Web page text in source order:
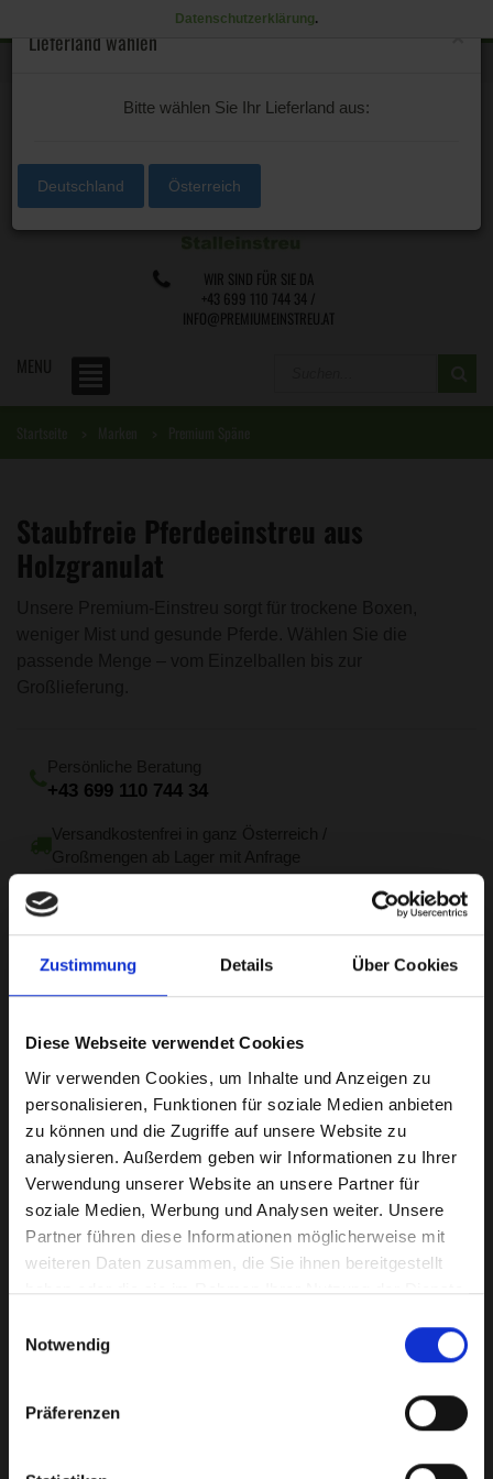
Zustimmung Details Über Cookies
Diese Webseite verwendet Cookies
Wir verwenden Cookies, um Inhalte und Anzeigen zu
personalisieren, Funktionen für soziale Medien anbieten
zu können und die Zugriffe auf unsere Website zu
analysieren. Außerdem geben wir Informationen zu Ihrer
Verwendung unserer Website an unsere Partner für
soziale Medien, Werbung und Analysen weiter. Unsere
Partner führen diese Informationen möglicherweise mit
weiteren Daten zusammen, die Sie ihnen bereitgestellt
haben oder die sie im Rahmen Ihrer Nutzung der Dienste
Notwendig
Präferenzen
WIR SIND FÜR SIE DA
+43 699 110 744 34 /
INFO@PREMIUMEINSTREU.AT
MENU
Staubfreie Pferdeeinstreu aus
Holzgranulat
Persönliche Beratung
+43 699 110 744 34
Versandkostenfrei in ganz Österreich /
Großmengen ab Lager mit Anfrage
Entwicklung aus Schweizer Hand
Von Tierärzten empfohlen
0 Produkte
Staubfreie Pferdeeinstreu aus Holz
für Pferdeboxen
der Pferdebox. Durch die hohe Saugfähigkeit bleibt die Box
länger trocken und der Verbrauch der Einstreu reduziert sich
Die Ameco Premiumeinstreu wird von vielen Pferdehaltern und
Tierärzten empfohlen, da sie eine gesunde Stallumgebung
Lieferland wählen
Bitte wählen Sie Ihr Lieferland aus:
Deutschland Österreich
Datenschutzerklärung.